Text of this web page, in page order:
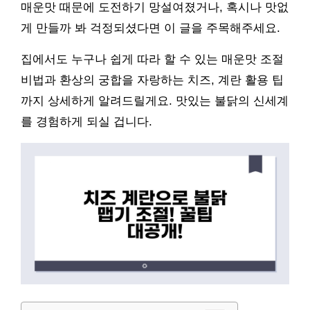
매운맛 때문에 도전하기 망설여졌거나, 혹시나 맛없
게 만들까 봐 걱정되셨다면 이 글을 주목해주세요.
집에서도 누구나 쉽게 따라 할 수 있는 매운맛 조절
비법과 환상의 궁합을 자랑하는 치즈, 계란 활용 팁
까지 상세하게 알려드릴게요. 맛있는 불닭의 신세계
를 경험하게 되실 겁니다.